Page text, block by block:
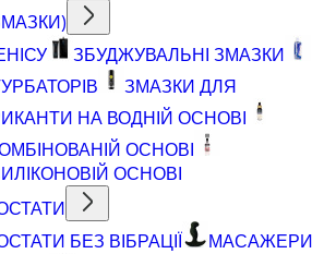
ЗБУДЖУВАЛЬНІ ЗМАЗКИ
ЗМАЗКИ ДЛЯ
НА ВОДНІЙ ОСНОВІ
ОСНОВІ
ОСНОВІ
БЕЗ ВІБРАЦІЇ
МАСАЖЕРИ